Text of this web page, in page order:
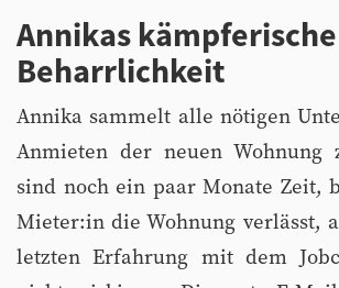
Annikas kämpferische
Beharrlichkeit
Annika sammelt alle nötigen
Anmieten der neuen Wohnung
sind noch ein paar Monate Zeit,
Mieter:in die Wohnung verlässt,
letzten Erfahrung mit dem